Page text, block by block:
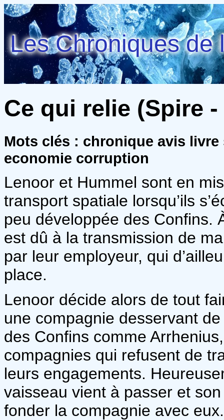
Les Chroniques de
Ce qui relie (Spire
Mots clés : chronique avis
economie corruption
Lenoor et Hummel sont en
transport spatiale lorsqu’ils
peu développée des Confins.
est dû à la transmission de
par leur employeur, qui
place.
Lenoor décide alors de tout
une compagnie desservant
des Confins comme
compagnies qui refusent de
leurs engagements.
vaisseau vient à passer et
fonder la compagnie avec